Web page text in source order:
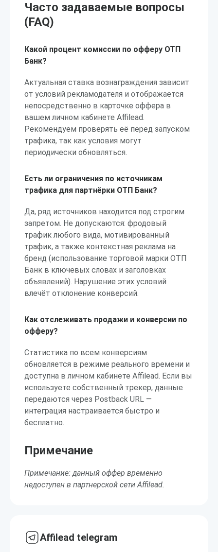
Часто задаваемые вопросы
(FAQ)
Какой процент комиссии по офферу ОТП
Банк?
Актуальная ставка вознаграждения зависит
от условий рекламодателя и отображается
непосредственно в карточке оффера в
вашем личном кабинете Affilead.
Рекомендуем проверять её перед запуском
трафика, так как условия могут
периодически обновляться.
Есть ли ограничения по источникам
трафика для партнёрки ОТП Банк?
Да, ряд источников находится под строгим
запретом. Не допускаются: фродовый
трафик любого вида, мотивированный
трафик, а также контекстная реклама на
бренд (использование торговой марки ОТП
Банк в ключевых словах и заголовках
объявлений). Нарушение этих условий
влечёт отклонение конверсий.
Как отслеживать продажи и конверсии по
офферу?
Статистика по всем конверсиям
обновляется в режиме реального времени и
доступна в личном кабинете Affilead. Если вы
используете собственный трекер, данные
передаются через Postback URL —
интеграция настраивается быстро и
бесплатно.
Примечание
Примечание: данный оффер временно
недоступен в партнерской сети Affilead.
Affilead telegram